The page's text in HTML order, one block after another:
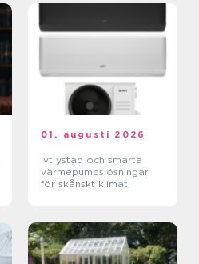
01. augusti 2026
Ivt ystad och smarta
värmepumpslösningar
för skånskt klimat